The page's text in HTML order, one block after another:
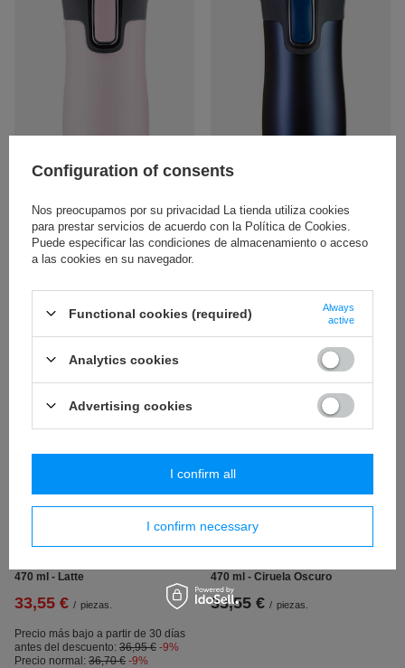
Termo cafe Contigo West Loop 2.0
470 ml - Rosa Mate
32,45 €
Termo cafe Contigo West Loop 2.0
470 ml - Azul marino
470 ml - Latte
33,55 € / piezas.
Precio más bajo a partir de 30 días
antes del descuento: 36,95 € -9%
Precio normal: 36,70 € -9%
NUESTRO BESTSELLER
470 ml - Ciruela Oscuro
33,55 € / piezas.
Configuration of consents
Nos preocupamos por su privacidad La tienda utiliza cookies
para prestar servicios de acuerdo con la Política de Cookies.
Puede especificar las condiciones de almacenamiento o acceso
a las cookies en su navegador.
Functional cookies (required)
Always
active
Analytics cookies
Advertising cookies
I confirm necessary
I confirm all